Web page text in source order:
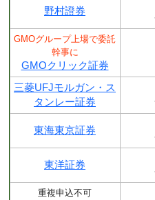
野村證券
GMOグループ上場で委託
幹事に
GMOクリック証券
三菱UFJモルガン・ス
タンレー証券
東海東京証券
東洋証券
重複申込不可